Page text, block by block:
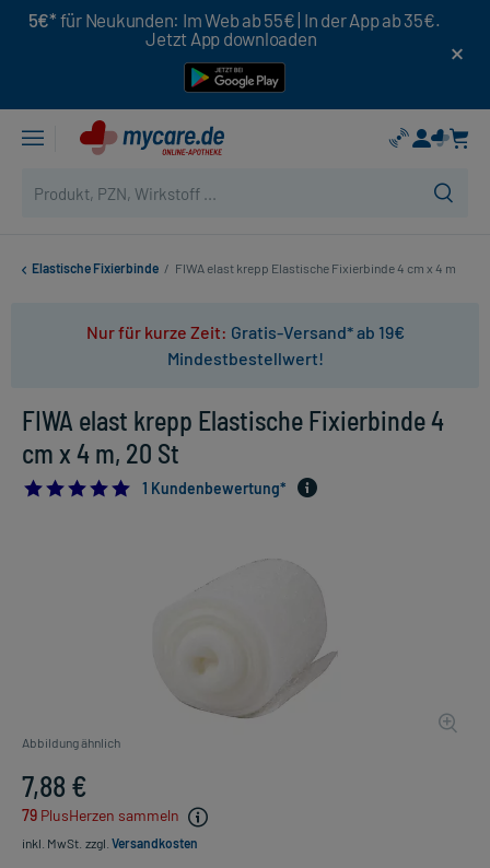
5€* für Neukunden: Im Web ab 55€ | In der App ab 35€.
Jetzt App downloaden
Elastische Fixierbinde / FIWA elast krepp Elastische Fixierbinde 4 cm x 4 m
Nur für kurze Zeit: Gratis-Versand* ab 19€
Mindestbestellwert!
FIWA elast krepp Elastische Fixierbinde 4
cm x 4 m, 20 St
5.01 Kundenbewertung*
Abbildung ähnlich
7,88 €
79 PlusHerzen sammeln
inkl. MwSt. zzgl. Versandkosten